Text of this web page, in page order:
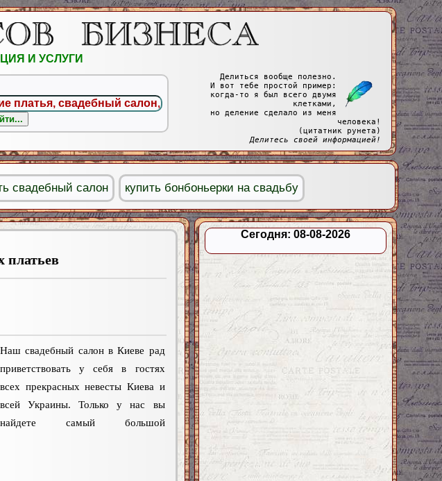
платьев
Наш свадебный салон в Киеве рад
приветствовать у себя в гостях
всех прекрасных невесты Киева и
всей Украины. Только у нас вы
найдете самый большой
Сегодня: 08-08-2026
И УСЛУГИ
Делиться вообще полезно.
И вот тебе простой пример:
когда-то я был всего двумя
клетками,
но деление сделало из меня
человека!
(цитатник рунета)
Делитесь своей информацией!
свадебный салон купить бонбоньерки на свадьбу